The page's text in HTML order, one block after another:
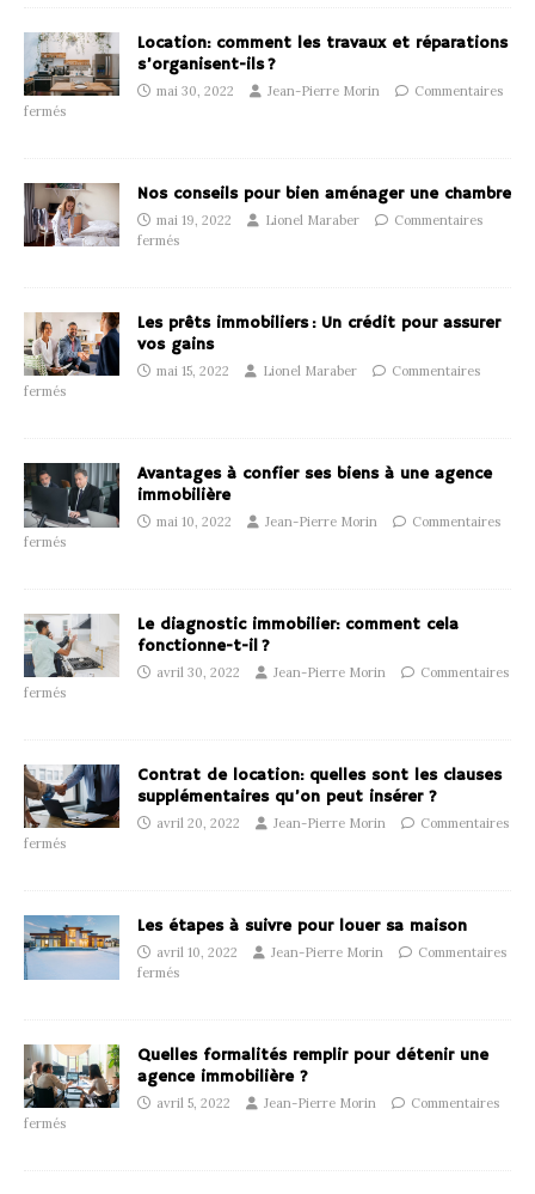
Location: comment les travaux et réparations
s’organisent-ils ?
mai 30, 2022 Jean-Pierre Morin
Commentaires
fermés
Nos conseils pour bien aménager une chambre
mai 19, 2022 Lionel Maraber
Commentaires
fermés
Les prêts immobiliers : Un crédit pour assurer
vos gains
mai 15, 2022 Lionel Maraber
Commentaires
fermés
Avantages à confier ses biens à une agence
immobilière
mai 10, 2022 Jean-Pierre Morin
Commentaires
fermés
Le diagnostic immobilier: comment cela
fonctionne-t-il ?
avril 30, 2022 Jean-Pierre Morin
Commentaires
fermés
Contrat de location: quelles sont les clauses
supplémentaires qu’on peut insérer ?
avril 20, 2022 Jean-Pierre Morin
Commentaires
fermés
Les étapes à suivre pour louer sa maison
avril 10, 2022 Jean-Pierre Morin
Commentaires
fermés
Quelles formalités remplir pour détenir une
agence immobilière ?
avril 5, 2022 Jean-Pierre Morin
Commentaires
fermés